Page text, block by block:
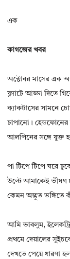
এক
কাগজের খবর
অক্টোবর মাসের এক
ফ্ল্যাটে আড্ডা দিতে
ক্যাকটাসের সামনে
চাপানো। হেডফোনের
আলপিনের সঙ্গে যুক্ত
পা টিপে টিপে ঘরে
উল্টে আমাকেই ভীষণ
কেমন অদ্ভুত
আমি ভাবলুম,
প্রথমে দেয়ালের
দেখতে পেয়ে ধারণা